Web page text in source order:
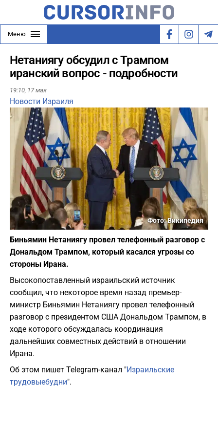
Меню
Нетаниягу обсудил с Трампом
иранский вопрос - подробности
19:10, 17 мая
Новости Израиля
Фото: Википедия
Биньямин Нетаниягу провел телефонный разговор с
Дональдом Трампом, который касался угрозы со
стороны Ирана.
Высокопоставленный израильский источник
сообщил, что некоторое время назад премьер-
министр Биньямин Нетаниягу провел телефонный
разговор с президентом США Дональдом Трампом, в
ходе которого обсуждалась координация
дальнейших совместных действий в отношении
Ирана.
Об этом пишет Telegram-канал "Израильские
трудовыебудни".